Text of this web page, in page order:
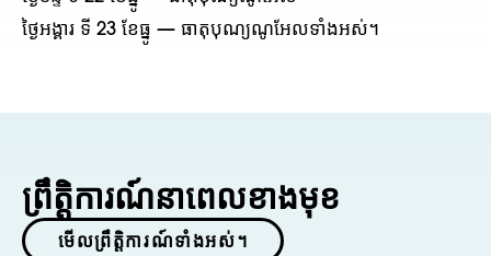
ថ្ងៃអង្គារ ទី 23 ខែធ្នូ — ធាតុបុណ្យណូអែលទាំងអស់។
ព្រឹត្តិការណ៍នាពេលខាងមុខ
មើលព្រឹត្តិការណ៍ទាំងអស់។